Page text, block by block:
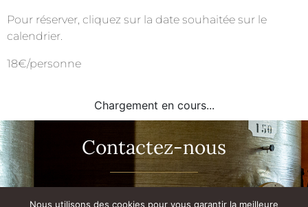
Pour réserver, cliquez sur la date souhaitée sur le
calendrier.
18€/personne
Chargement en cours...
Contactez-nous
Nous utilisons des cookies pour vous garantir la meilleure